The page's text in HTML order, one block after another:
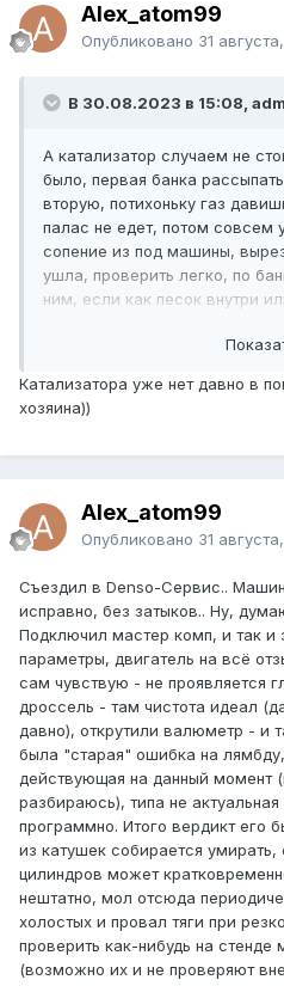
Alex_atom99
Опубликовано 31
В 30.08.2023 в 15:08,
А катализатор случаем не
было, первая банка
вторую, потихоньку газ
палас не едет, потом совсем
сопение из под машины,
ушла, проверить легко, по
ним, если как песок внутри
Катализатора уже нет давно в
хозяина))
Alex_atom99
Опубликовано 31
Съездил в Denso-Сервис..
исправно, без затыков.. Ну,
Подключил мастер комп, и так и
параметры, двигатель на всё
сам чувствую - не проявляется
дроссель - там чистота идеал
давно), открутили валюметр - и
была "старая" ошибка на
действующая на данный момент
разбираюсь), типа не
программно. Итого вердикт его
из катушек собирается умирать,
цилиндров может
нештатно, мол отсюда
холостых и провал тяги при
проверить как-нибудь на
(возможно их и не проверяют